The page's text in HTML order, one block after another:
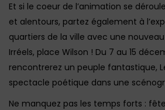
Et si le coeur de l’animation se
et alentours, partez également à
quartiers de la ville avec une
Irréels, place Wilson ! Du 7 au 15
rencontrerez un peuple fantastique,
spectacle poétique dans une
Ne manquez pas les temps forts :